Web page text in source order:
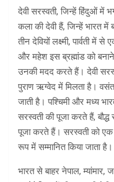
देवी सरस्वती, जिन्हें हिंदुओं में
कला की देवी हैं, जिन्हें भारत में
तीन देवियों लक्ष्मी, पार्वती में से
और महेश इस ब्रह्मांड को
उनकी मदद करते हैं। देवी
पुराण ऋग्वेद में मिलता है।
जाती है। पश्चिमी और मध्य
सरस्वती की पूजा करते हैं,
पूजा करते हैं। सरस्वती को
रूप में सम्मानित किया जाता है।
भारत से बाहर नेपाल, म्यांमार,